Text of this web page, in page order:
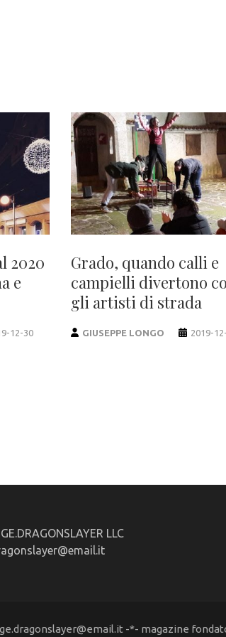
2020
e
12-30
Grado, quando calli e
campielli divertono
gli artisti di strada
GIUSEPPE LONGO 2019-
LLC
-*- magazine